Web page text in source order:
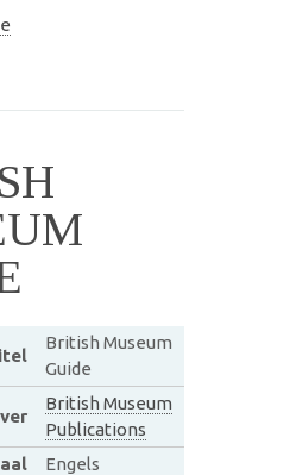
British Museum
Guide
British Museum
Publications
Engels